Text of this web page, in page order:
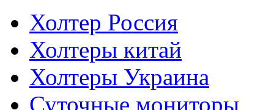
Холтер Россия
Холтеры китай
Холтеры Украина
Суточные мониторы